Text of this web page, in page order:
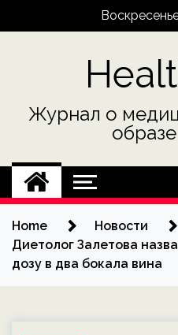
Журнал о
Home
Новости
Диетолог Залетова
дозу в два бокала вина